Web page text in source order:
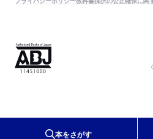
本をさがす